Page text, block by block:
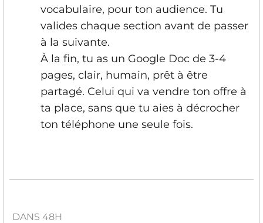
vocabulaire, pour ton audience. Tu
valides chaque section avant de passer
à la suivante.
À la fin, tu as un Google Doc de 3-4
pages, clair, humain, prêt à être
partagé. Celui qui va vendre ton offre à
ta place, sans que tu aies à décrocher
ton téléphone une seule fois.
DANS 48H